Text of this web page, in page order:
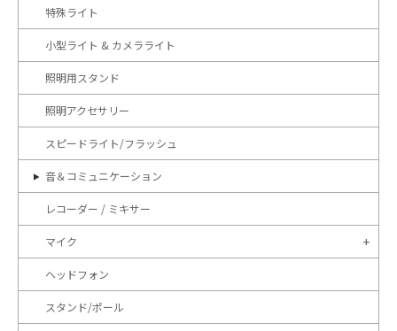
特殊ライト
小型ライト & カメラライト
照明用スタンド
照明アクセサリー
スピードライト/フラッシュ
音＆コミュニケーション
レコーダー / ミキサー
マイク
ヘッドフォン
スタンド/ポール